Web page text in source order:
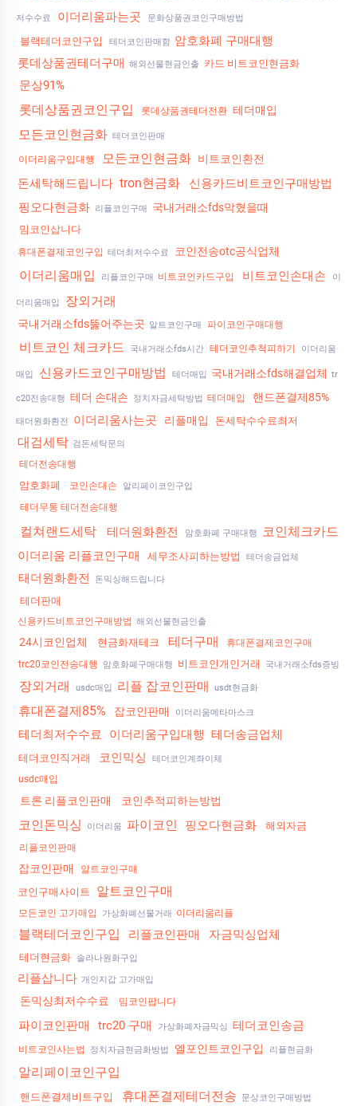
저수수료 이더리움파는곳 문화상품권코인구매방법
블랙테더코인구입 테더코인판매함 암호화폐 구매대행
롯데상품권테더구매 해외선물현금인출 카드 비트코인현금화
문상91%
롯데상품권코인구입 롯데상품권테더전환 테더매입
모든코인현금화 테더코인판매
이더리움구입대행 모든코인현금화 비트코인환전
돈세탁해드립니다 tron현금화
신용카드비트코인구매방법
핑오다현금화 리플코인구매 국내거래소fds막혔을때
밈코인삽니다
휴대폰결제코인구입 테더최저수수료 코인전송otc공식업체
이더리움매입 리플코인구매 비트코인카드구입 비트코인손대손 이
더리움매입 장외거래
국내거래소fds뚫어주는곳 알트코인구매 파이코인구매대행
비트코인 체크카드 국내거래소fds시간 테더코인추척피하기 이더리움
매입 신용카드코인구매방법 테더매입 국내거래소fds해결업체 tr
c20전송대행 테더 손대손 정치자금세탁방법 테더매입 핸드폰결제85%
태더원화환전 이더리움사는곳 리플매입 돈세탁수수료최저
대검세탁 검돈세탁문의
테더전송대행
암호화폐 코인손대손 알리페이코인구입
테더무통 테더전송대행
컬쳐랜드세탁 테더원화환전 암호화폐 구매대행 코인체크카드
이더리움 리플코인구매 세무조사피하는방법 테더송금업체
태더원화환전 돈믹싱해드립니다
테더판매
신용카드비트코인구매방법 해외선물현금인출
24시코인업체 현금화재테크 테더구매
휴대폰결제코인구매
trc20코인전송대행
암호화폐구매대행 비트코인개인거래 국내거래소fds증빙
장외거래 usdc매입 리플 잡코인판매 usdt현금화
휴대폰결제85% 잡코인판매 이더리움메타마스크
테더최저수수료 이더리움구입대행 테더송금업체
테더코인직거래 코인믹싱 테더코인계좌이체
usdc매입
트론 리플코인판매 코인추적피하는방법
코인돈믹싱 이더리움 파이코인 핑오다현금화 해외자금
리플코인판매
잡코인판매 알트코인구매
코인구매사이트 알트코인구매
모든코인 고가매입 가상화폐선물거래 이더리움리플
블랙테더코인구입 리플코인판매 자금믹싱업체
테더현금화 솔라나원화구입
리플삽니다 개인지갑 고가매입
돈믹싱최저수수료 밈코인팝니다
파이코인판매 trc20 구매 가상화폐자금믹싱 테더코인송금
비트코인사는법 정치자금현금화방법 엘포인트코인구입 리플현금화
알리페이코인구입
핸드폰결제비트구입 휴대폰결제테더전송 문상코인구매방법